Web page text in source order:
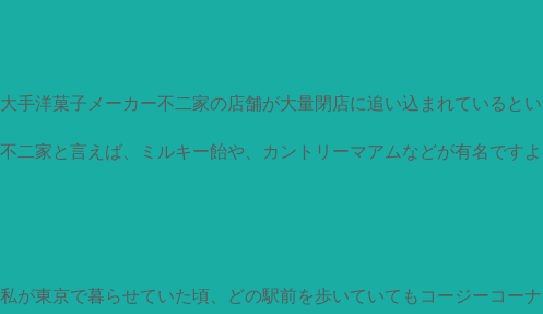
大手洋菓子メーカー不二家の店舗が大量閉店に追い込まれていると
不二家と言えば、ミルキー飴や、カントリーマアムなどが有名ですよ
私が東京で暮らせていた頃、どの駅前を歩いていてもコージーコー